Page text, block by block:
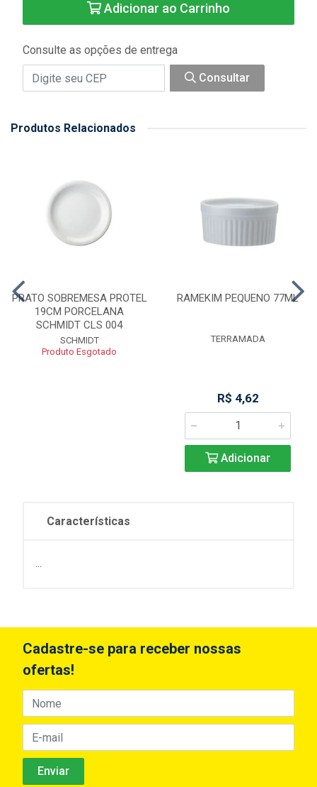
Adicionar ao Carrinho
Consulte as opções de entrega
Consultar
Produtos Relacionados
PRATO SOBREMESA PROTEL
19CM PORCELANA
SCHMIDT CLS 004
SCHMIDT
Produto Esgotado
RAMEKIM PEQUENO 77ML
TERRAMADA
R$ 4,62
Adicionar
Características
...
Cadastre-se para receber nossas
ofertas!